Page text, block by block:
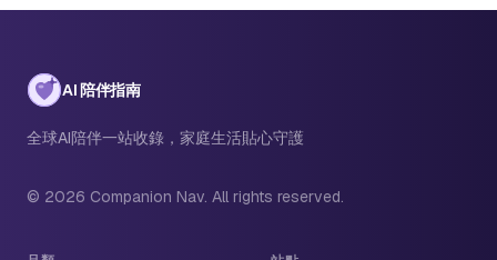
AI 陪伴指南
全球AI陪伴一站收錄，家庭生活貼心守護
© 2026 Companion Nav. All rights reserved.